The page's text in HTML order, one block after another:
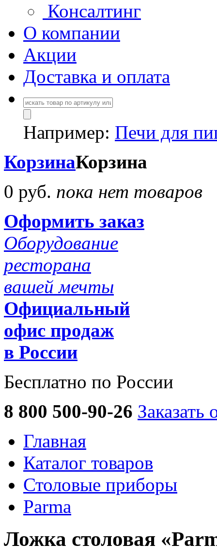
Консалтинг
О компании
Акции
Доставка и оплата
Например: Печи для
КорзинаКорзина
0 руб. пока нет товаров
Оформить заказ
Оборудование
ресторана
вашей мечты
Официальный
офис продаж
в России
Бесплатно по России
8 800 500-90-26 Заказать
Главная
Каталог товаров
Столовые приборы
Parma
Ложка столовая